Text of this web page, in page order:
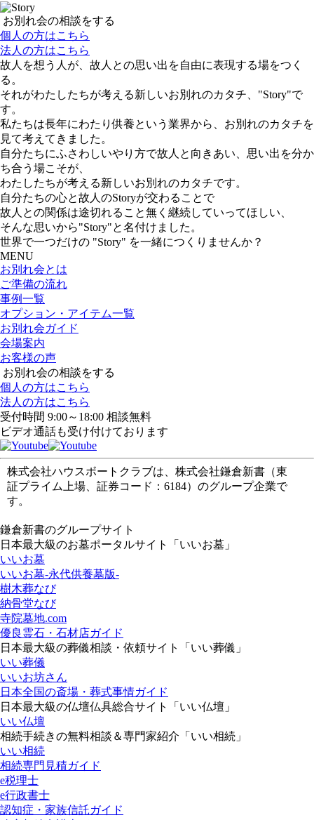
お別れ会の相談をする
個人の方はこちら
法人の方はこちら
故人を想う人が、故人との思い出を自由に表現する場をつく
る。
それがわたしたちが考える新しいお別れのカタチ、"Story"で
す。
私たちは長年にわたり供養という業界から、お別れのカタチを
見て考えてきました。
自分たちにふさわしいやり方で故人と向きあい、思い出を分か
ち合う場こそが、
わたしたちが考える新しいお別れのカタチです。
自分たちの心と故人のStoryが交わることで
故人との関係は途切れること無く継続していってほしい、
そんな思いから"Story"と名付けました。
世界で一つだけの "Story" を一緒につくりませんか？
MENU
お別れ会とは
ご準備の流れ
事例一覧
オプション・アイテム一覧
お別れ会ガイド
会場案内
お客様の声
お別れ会の相談をする
個人の方はこちら
法人の方はこちら
受付時間 9:00～18:00 相談無料
ビデオ通話も受け付けております
株式会社ハウスボートクラブは、株式会社鎌倉新書（東
証プライム上場、証券コード：6184）のグループ企業で
す。
鎌倉新書のグループサイト
日本最大級のお墓ポータルサイト「いいお墓」
いいお墓
いいお墓-永代供養墓版-
樹木葬なび
納骨堂なび
寺院墓地.com
優良霊石・石材店ガイド
日本最大級の葬儀相談・依頼サイト「いい葬儀」
いい葬儀
いいお坊さん
日本全国の斎場・葬式事情ガイド
日本最大級の仏壇仏具総合サイト「いい仏壇」
いい仏壇
相続手続きの無料相談＆専門家紹介「いい相続」
いい相続
相続専門見積ガイド
e税理士
e行政書士
認知症・家族信託ガイド